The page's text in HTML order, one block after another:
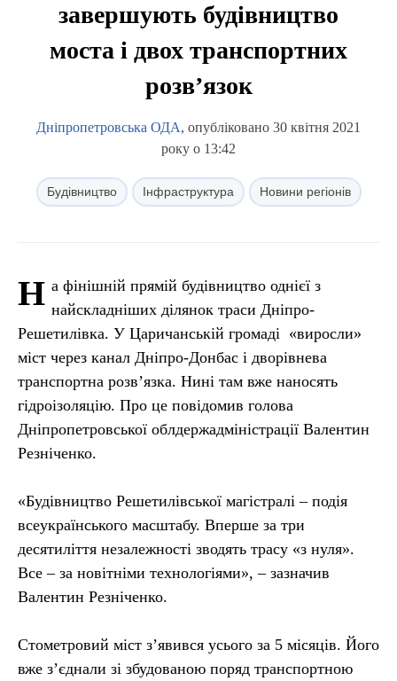
завершують будівництво
моста і двох транспортних
розв’язок
Дніпропетровська ОДА, опубліковано 30 квітня 2021
року о 13:42
Будівництво Інфраструктура Новини регіонів
Н а фінішній прямій будівництво однієї з
найскладніших ділянок траси Дніпро-
Решетилівка. У Царичанській громаді «виросли»
міст через канал Дніпро-Донбас і дворівнева
транспортна розв’язка. Нині там вже наносять
гідроізоляцію. Про це повідомив голова
Дніпропетровської облдержадміністрації Валентин
Резніченко.
«Будівництво Решетилівської магістралі – подія
всеукраїнського масштабу. Вперше за три
десятиліття незалежності зводять трасу «з нуля».
Все – за новітніми технологіями», – зазначив
Валентин Резніченко.
Стометровий міст з’явився усього за 5 місяців. Його
вже з’єднали зі збудованою поряд транспортною